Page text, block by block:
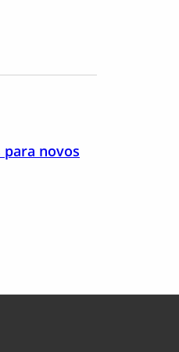
novos